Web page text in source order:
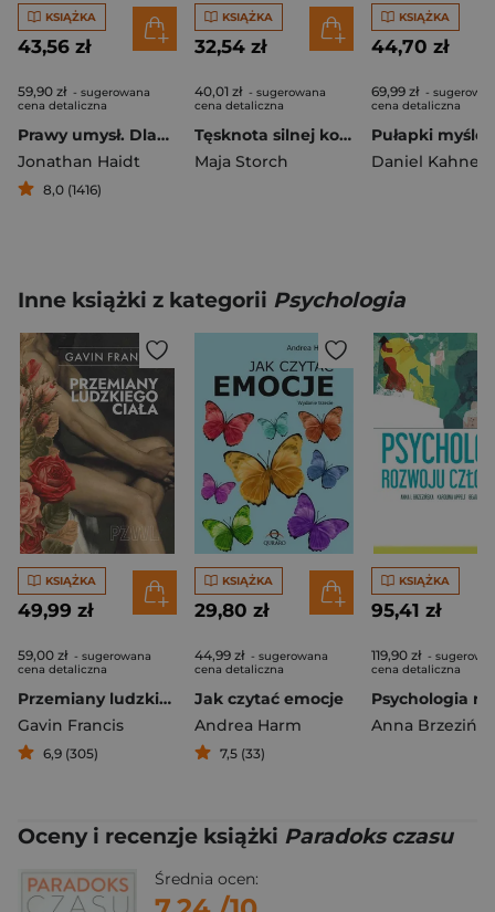
KSIĄŻKA
43,56 zł
59,90 zł - sugerowana
cena detaliczna
Prawy umysł. Dlaczego dobrych ludzi dzieli religia i polityka
Jonathan Haidt
8,0 (1416)
KSIĄŻKA
32,54 zł
40,01 zł - sugerowana
cena detaliczna
Tęsknota silnej kobiety za silnym mężczyzną
Maja Storch
KSIĄŻKA
44,70 zł
69,99 zł -
cena detaliczna
Daniel
Inne książki z kategorii Psychologia
KSIĄŻKA
49,99 zł
59,00 zł - sugerowana
cena detaliczna
Przemiany ludzkiego ciała
Gavin Francis
6,9 (305)
KSIĄŻKA
29,80 zł
44,99 zł - sugerowana
cena detaliczna
Jak czytać emocje
Andrea Harm
7,5 (33)
KSIĄŻKA
95,41 zł
119,90 zł -
cena detaliczna
Anna
Oceny i recenzje książki Paradoks czasu
Średnia ocen: